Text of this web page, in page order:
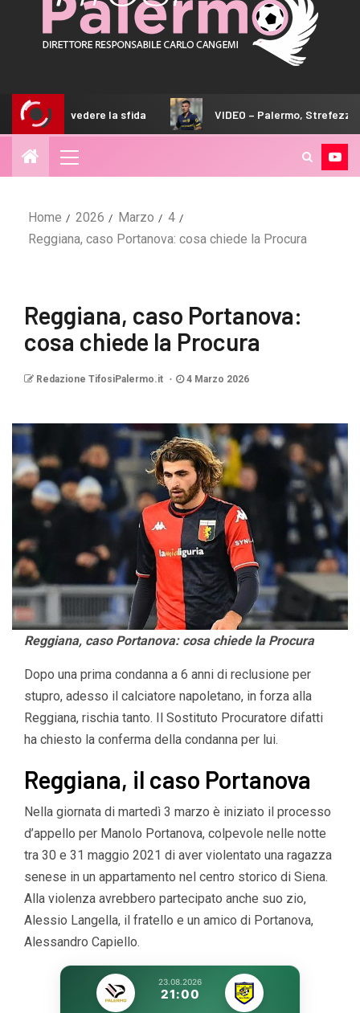
la sfida VIDEO – Palermo, Strefezza arriva in Australia
Home 2026 Marzo
4
Reggiana, caso Portanova: cosa chiede la Procura
Reggiana, caso Portanova:
cosa chiede la Procura
Redazione TifosiPalermo.it 4 Marzo 2026
Reggiana, caso Portanova: cosa chiede la Procura
Dopo una prima condanna a 6 anni di reclusione per
stupro, adesso il calciatore napoletano, in forza alla
Reggiana, rischia tanto. Il Sostituto Procuratore difatti
ha chiesto la conferma della condanna per lui.
Reggiana, il caso Portanova
Nella giornata di martedì 3 marzo è iniziato il processo
d’appello per Manolo Portanova, colpevole nelle notte
tra 30 e 31 maggio 2021 di aver violentato una ragazza
senese in un appartamento nel centro storico di Siena.
Alla violenza avrebbero partecipato anche suo zio,
Alessio Langella, il fratello e un amico di Portanova,
Alessandro Capiello.
23.08.2026
21:00